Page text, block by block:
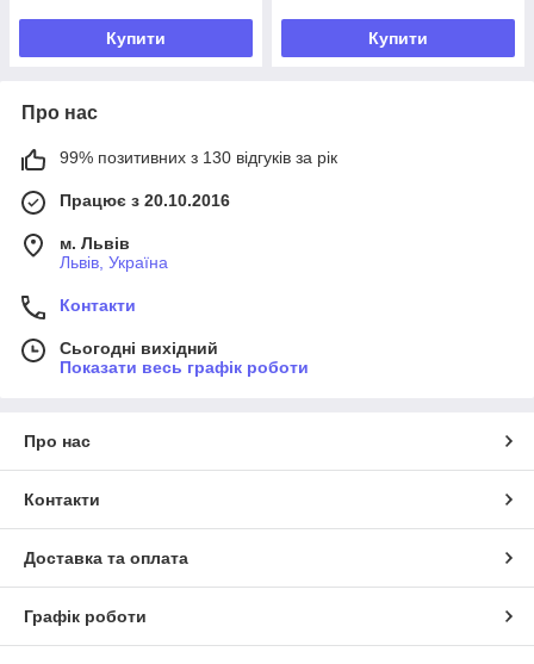
Купити Купити
Про нас
99% позитивних з 130 відгуків за рік
Працює з 20.10.2016
м. Львів
Львів, Україна
Контакти
Сьогодні вихідний
Показати весь графік роботи
Про нас
Контакти
Доставка та оплата
Графік роботи